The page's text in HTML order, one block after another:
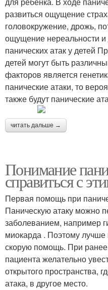
развиться ощущение
головокружение, дрожь,
ощущение нереальности
панических атак у детей
детей могут быть
факторов является
панические атаки, то
также будут панические
читать дальше →
Понимание
справиться с
Первая помощь при
Паническую атаку можно
заболеванием, например
миокарда . Поэтому лучше
скорую помощь. При
пациента желательно
открытого пространства,
атака, в другое место.